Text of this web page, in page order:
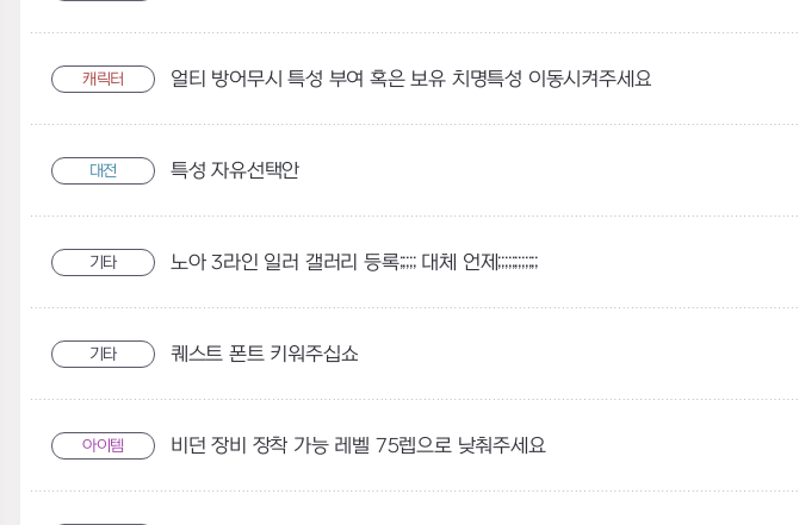
캐릭터 얼티 방어무시 특성 부여 혹은 보유 치명특성 이동시켜주세요
대전 특성 자유선택안
기타 노아 3라인 일러 갤러리 등록;;;;; 대체 언제;;;;;;;;;;;;
기타 퀘스트 폰트 키워주십쇼
아이템 비던 장비 장착 가능 레벨 75렙으로 낮춰주세요